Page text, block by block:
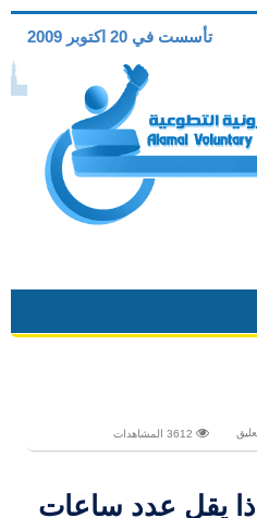
تأسست في 20 اكتوبر 2009
يقل عدد ساعات